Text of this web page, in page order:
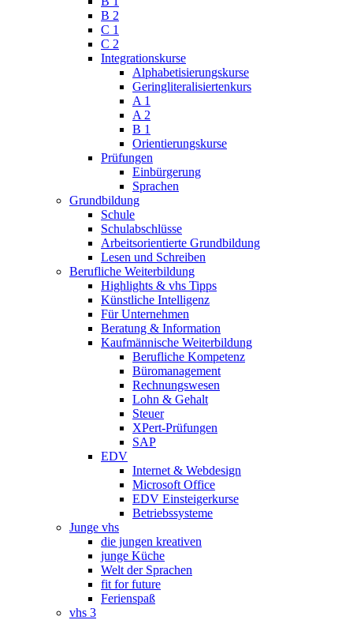
B 2
C 1
C 2
Integrationskurse
Alphabetisierungskurse
Geringliteralisiertenkurs
A 1
A 2
B 1
Orientierungskurse
Prüfungen
Einbürgerung
Sprachen
Grundbildung
Schule
Schulabschlüsse
Arbeitsorientierte Grundbildung
Lesen und Schreiben
Berufliche Weiterbildung
Highlights & vhs Tipps
Künstliche Intelligenz
Für Unternehmen
Beratung & Information
Kaufmännische Weiterbildung
Berufliche Kompetenz
Büromanagement
Rechnungswesen
Lohn & Gehalt
Steuer
XPert-Prüfungen
SAP
EDV
Internet & Webdesign
Microsoft Office
EDV Einsteigerkurse
Betriebssysteme
Junge vhs
die jungen kreativen
junge Küche
Welt der Sprachen
fit for future
Ferienspaß
vhs 3